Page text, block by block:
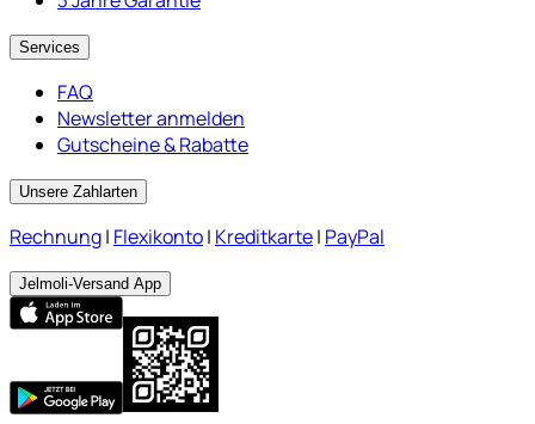
Services
FAQ
Newsletter anmelden
Gutscheine & Rabatte
Unsere Zahlarten
Rechnung| Flexikonto| Kreditkarte| PayPal
Jelmoli-Versand App